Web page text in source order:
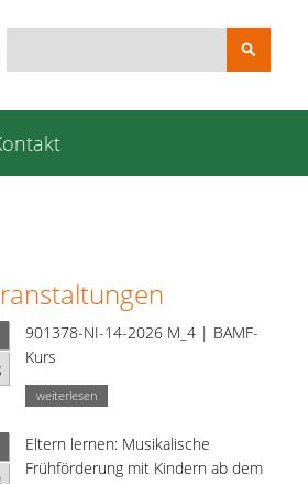
Suchbegriffe
901378-NI-14-2026 M_4 | BAMF-
Kurs
weiterlesen
Eltern lernen: Musikalische
Frühförderung mit Kindern ab dem